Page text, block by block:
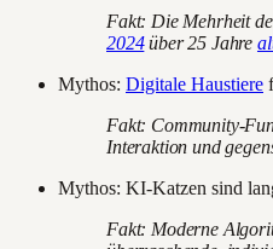
Fakt: Die Mehrheit
2024über 25 Jahre
Mythos: Digitale Haustiere
Fakt: Community-
Interaktion und
Mythos: KI-Katzen sind
Fakt: Moderne